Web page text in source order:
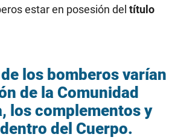
estar en posesión del título
los bomberos varían
de la Comunidad
los complementos y
del Cuerpo.